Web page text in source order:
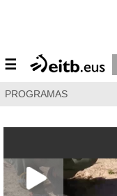
☰
PROGRAMAS